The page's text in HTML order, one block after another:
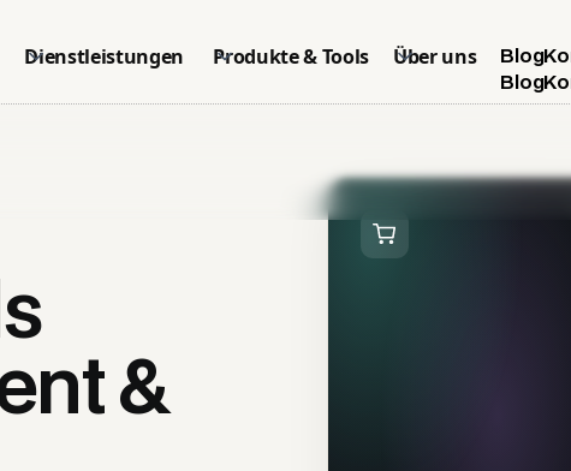
Dienstleistungen Produkte & Tools Über uns
Blog
Blog
&